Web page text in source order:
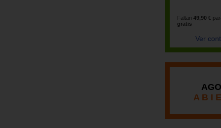
Faltan 49,90 €
gratis
Ver
A B I